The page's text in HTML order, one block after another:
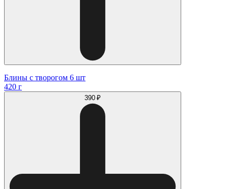
Блины с творогом 6 шт
420 г
390 ₽